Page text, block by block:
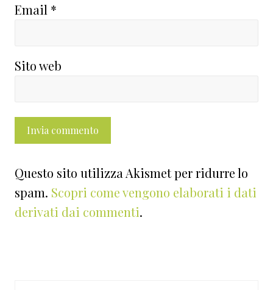
Email *
Sito web
Questo sito utilizza Akismet per ridurre lo
spam. Scopri come vengono elaborati i dati
derivati dai commenti.